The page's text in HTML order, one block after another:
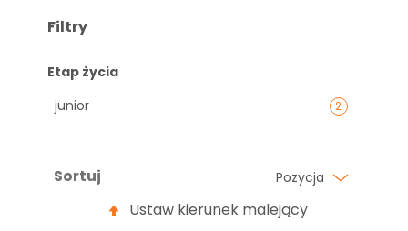
Sortuj Pozycja
Ustaw kierunek malejący
Filtry
Etap życia
junior
2